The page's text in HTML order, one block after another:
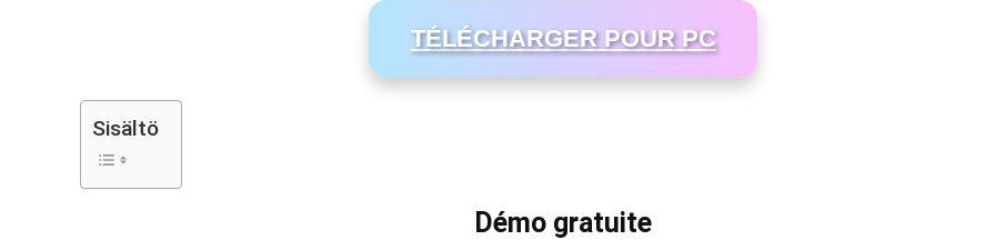
TÉLÉCHARGER POUR PC
Sisältö
Démo gratuite